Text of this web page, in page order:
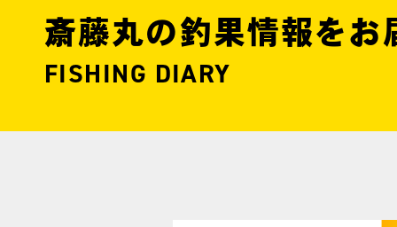
斎藤丸の釣果情報をお
FISHING DIARY